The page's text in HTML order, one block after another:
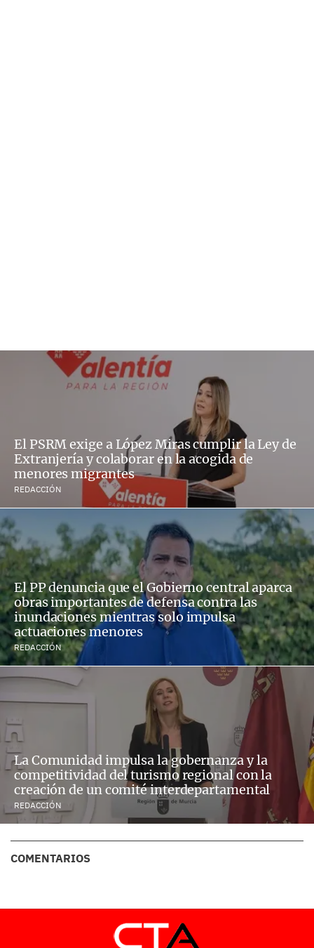
El PSRM exige a López Miras cumplir la Ley de
Extranjería y colaborar en la acogida de
menores migrantes
REDACCIÓN
El PP denuncia que el Gobierno central aparca
obras importantes de defensa contra las
inundaciones mientras solo impulsa
actuaciones menores
REDACCIÓN
La Comunidad impulsa la gobernanza y la
competitividad del turismo regional con la
creación de un comité interdepartamental
REDACCIÓN
COMENTARIOS